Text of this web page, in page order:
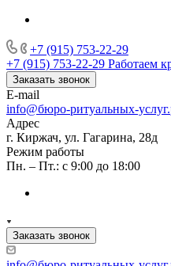
+7 (915) 753-22-29
+7 (915) 753-22-29 Работаем
Заказать звонок
E-mail
info@бюро-ритуальных-
Адрес
г. Киржач, ул. Гагарина, 28д
Режим работы
Пн. – Пт.: с 9:00 до 18:00
Заказать звонок